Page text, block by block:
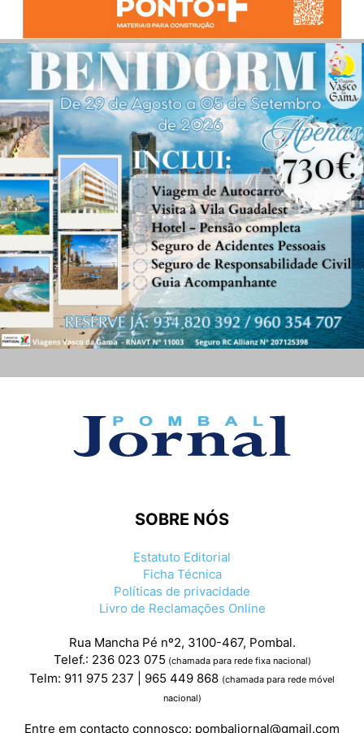
SOBRE NÓS
Estatuto Editorial
Ficha Técnica
Políticas de privacidade
Livro de Reclamações Online
Rua Mancha Pé nº2, 3100-467, Pombal.
Telef.: 236 023 075 (chamada para rede fixa nacional)
Telm: 911 975 237 | 965 449 868 (chamada para rede móvel
nacional)
Entre em contacto connosco: pombaljornal@gmail.com